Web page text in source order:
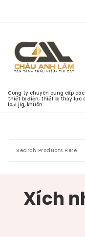
Công ty chuyên cung cấp
thiết bị điện, thiết bị thủy lực
loại jig, khuôn...
Xích